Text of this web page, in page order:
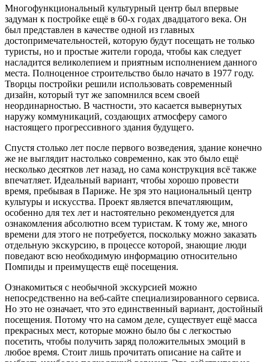
Многофункциональный культурный центр был впервые
задуман к постройке ещё в 60-х годах двадцатого века. Он
был представлен в качестве одной из главных
достопримечательностей, которую будут посещать не только
туристы, но и простые жители города, чтобы как следует
насладится великолепием и приятным исполнением данного
места. Полноценное строительство было начато в 1977 году.
Творцы постройки решили использовать современный
дизайн, который тут же запомнился всем своей
неординарностью. В частности, это касается вывернутых
наружу коммуникаций, создающих атмосферу самого
настоящего прогрессивного здания будущего.
Спустя столько лет после первого возведения, здание конечно
же не выглядит настолько современно, как это было ещё
несколько десятков лет назад, но сама конструкция всё также
впечатляет. Идеальный вариант, чтобы хорошо провести
время, пребывая в Париже. Не зря это национальный центр
культуры и искусства. Проект является впечатляющим,
особенно для тех лет и настоятельно рекомендуется для
ознакомления абсолютно всем туристам. К тому же, много
времени для этого не потребуется, поскольку можно заказать
отдельную экскурсию, в процессе которой, знающие люди
поведают всю необходимую информацию относительно
Помпиды и преимуществ ещё посещения.
Ознакомиться с необычной экскурсией можно
непосредственно на веб-сайте специализированного сервиса.
Но это не означает, что это единственный вариант, достойный
посещения. Потому что на самом деле, существует ещё масса
прекрасных мест, которые можно было бы с легкостью
посетить, чтобы получить заряд положительных эмоций в
любое время. Стоит лишь прочитать описание на сайте и